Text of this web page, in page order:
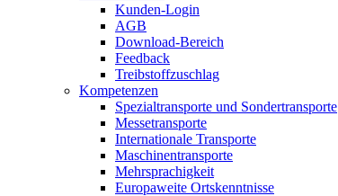
Kunden-Login
AGB
Download-Bereich
Feedback
Treibstoffzuschlag
Kompetenzen
Spezialtransporte und Sondertransporte
Messetransporte
Internationale Transporte
Maschinentransporte
Mehrsprachigkeit
Europaweite Ortskenntnisse